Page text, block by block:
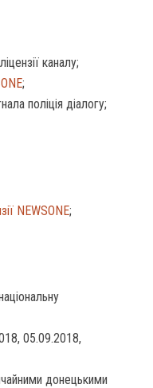
каналу;
;
поліція діалогу;
NEWSONE;
05.09.2018,
донецькими